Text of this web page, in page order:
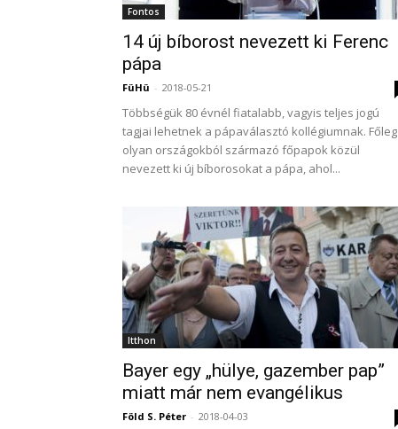
Fontos
14 új bíborost nevezett ki Ferenc
pápa
FüHü - 2018-05-21
Többségük 80 évnél fiatalabb, vagyis teljes jogú
tagjai lehetnek a pápaválasztó kollégiumnak. Főleg
olyan országokból származó főpapok közül
nevezett ki új bíborosokat a pápa, ahol...
Itthon
Bayer egy „hülye, gazember pap”
miatt már nem evangélikus
Föld S. Péter - 2018-04-03